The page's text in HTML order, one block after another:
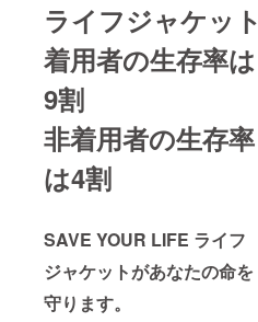
ライフジャケット
着用者の生存率は
9割
非着用者の生存率
は4割
SAVE YOUR LIFE ライフ
ジャケットがあなたの命を
守ります。